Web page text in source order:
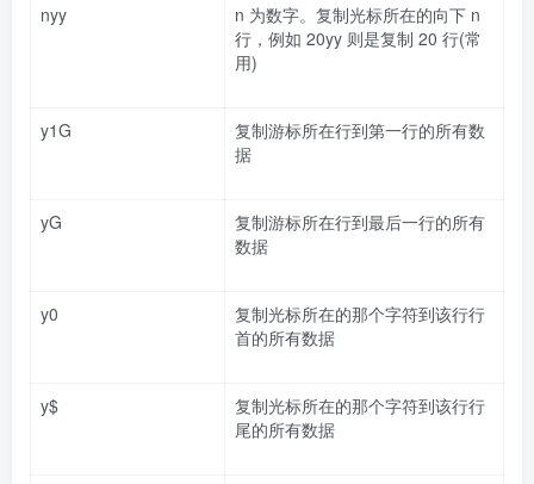
nyy
n 为数字。复制光标所在的向下 n
行，例如 20yy 则是复制 20 行(常
用)
y1G
复制游标所在行到第一行的所有数
据
yG
复制游标所在行到最后一行的所有
数据
y0
复制光标所在的那个字符到该行行
首的所有数据
y$
复制光标所在的那个字符到该行行
尾的所有数据